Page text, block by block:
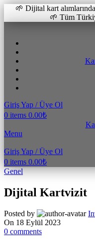
🌱 Dijital kart
🌱 Tüm
Giriş Yap / Üye Ol
0 items 0.00₺
Menu
Giriş Yap / Üye Ol
0 items 0.00₺
Genel
Dijital Kartvizit
Posted by
On 18 Eylül 2023
0 comments